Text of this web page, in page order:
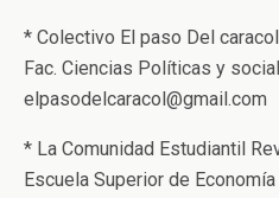
* Colectivo El paso Del caracol
Fac. Ciencias Políticas y
elpasodelcaracol@gmail.com
* La Comunidad Estudiantil
Escuela Superior de Economía